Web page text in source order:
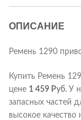
ОПИСАНИЕ
Ремень 1290
Купить Ремень
цене 1 459 Руб. У
запасных частей
высокое